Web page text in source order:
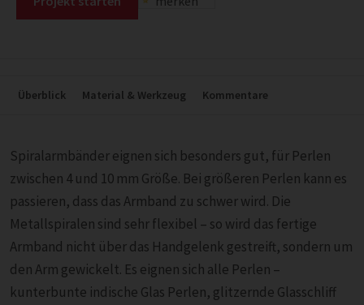
Überblick Material & Werkzeug Kommentare
Spiralarmbänder eignen sich besonders gut, für Perlen
zwischen 4 und 10 mm Größe. Bei größeren Perlen kann es
passieren, dass das Armband zu schwer wird. Die
Metallspiralen sind sehr flexibel – so wird das fertige
Armband nicht über das Handgelenk gestreift, sondern um
den Arm gewickelt. Es eignen sich alle Perlen –
kunterbunte indische Glas Perlen, glitzernde Glasschliff